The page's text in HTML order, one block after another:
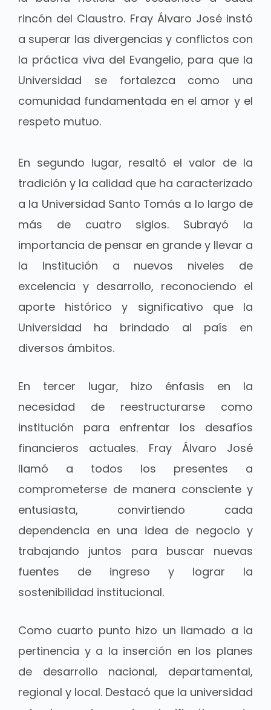
rincón del Claustro. Fray Álvaro José instó
a superar las divergencias y conflictos con
la práctica viva del Evangelio, para que la
Universidad se fortalezca como una
comunidad fundamentada en el amor y el
respeto mutuo.
En segundo lugar, resaltó el valor de la
tradición y la calidad que ha caracterizado
a la Universidad Santo Tomás a lo largo de
más de cuatro siglos. Subrayó la
importancia de pensar en grande y llevar a
la Institución a nuevos niveles de
excelencia y desarrollo, reconociendo el
aporte histórico y significativo que la
Universidad ha brindado al país en
diversos ámbitos.
En tercer lugar, hizo énfasis en la
necesidad de reestructurarse como
institución para enfrentar los desafíos
financieros actuales. Fray Álvaro José
llamó a todos los presentes a
comprometerse de manera consciente y
entusiasta, convirtiendo cada
dependencia en una idea de negocio y
trabajando juntos para buscar nuevas
fuentes de ingreso y lograr la
sostenibilidad institucional.
Como cuarto punto hizo un llamado a la
pertinencia y a la inserción en los planes
de desarrollo nacional, departamental,
regional y local. Destacó que la universidad